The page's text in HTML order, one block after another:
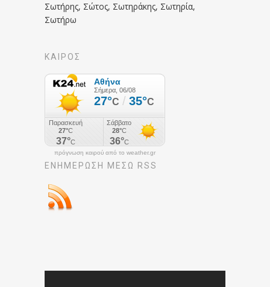
Σωτήρης, Σώτος, Σωτηράκης, Σωτηρία,
Σωτήρω
ΚΑΙΡΟΣ
πρόγνωση καιρού από το weather.gr
ΕΝΗΜΈΡΩΣΉ ΜΕΣΩ RSS